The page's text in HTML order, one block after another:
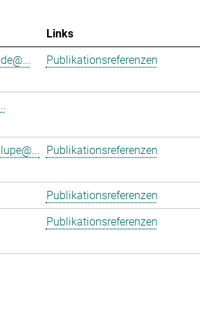
Links
Publikationsreferenzen
Publikationsreferenzen
Publikationsreferenzen
Publikationsreferenzen